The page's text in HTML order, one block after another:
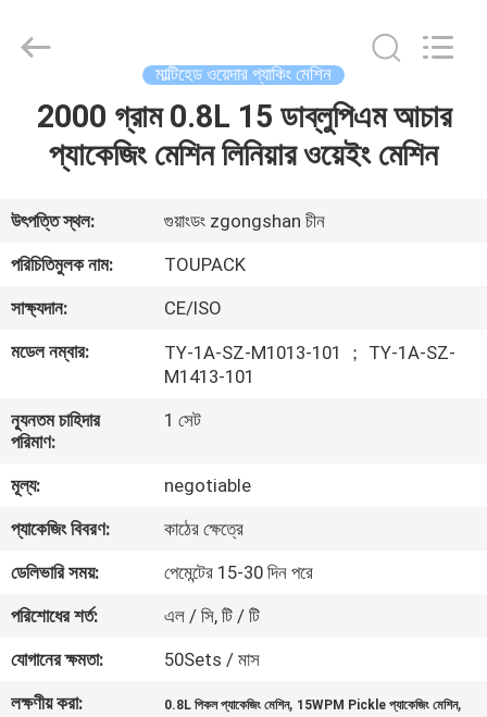
বাড়ি
আমাদের
সম্পর্কে
ফ্যাক্টরি
মান
নিয়ন্ত্রণ
আমাদের
সাথে
যোগাযোগ
করুন
Reserved.
মাল্টিহেড ওয়েদার প্যাকিং মেশিন
2000 গ্রাম 0.8L 15 ডাব্লুপিএম আচার
প্যাকেজিং মেশিন লিনিয়ার ওয়েইং মেশিন
উৎপত্তি স্থল:
গুয়াংডং zgongshan চীন
পরিচিতিমুলক নাম:
TOUPACK
সাক্ষ্যদান:
CE/ISO
মডেল নম্বার:
TY-1A-SZ-M1013-101 ； TY-1A-SZ-
M1413-101
ন্যূনতম চাহিদার
পরিমাণ:
1 সেট
মূল্য:
negotiable
প্যাকেজিং বিবরণ:
কাঠের ক্ষেত্রে
ডেলিভারি সময়:
পেমেন্টের 15-30 দিন পরে
পরিশোধের শর্ত:
এল / সি, টি / টি
যোগানের ক্ষমতা:
50Sets / মাস
লক্ষণীয় করা:
0.8L পিকল প্যাকেজিং মেশিন, 15WPM Pickle প্যাকেজিং মেশিন,